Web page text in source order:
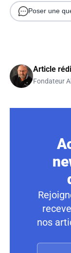
Poser une
Article
Fondateur
nos